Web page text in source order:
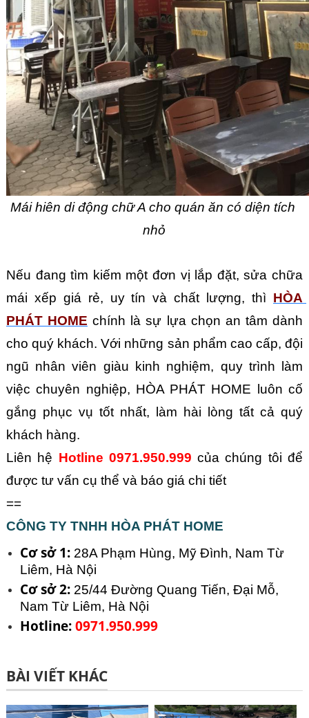
Mái hiên di động chữ A cho quán ăn có diện tích
nhỏ
Nếu đang tìm kiếm một đơn vị lắp đặt, sửa chữa
mái xếp giá rẻ, uy tín và chất lượng, thì HÒA
PHÁT HOME chính là sự lựa chọn an tâm dành
cho quý khách. Với những sản phẩm cao cấp, đội
ngũ nhân viên giàu kinh nghiệm, quy trình làm
việc chuyên nghiệp, HÒA PHÁT HOME luôn cố
gắng phục vụ tốt nhất, làm hài lòng tất cả quý
khách hàng.
Liên hệ Hotline 0971.950.999 của chúng tôi để
được tư vấn cụ thể và báo giá chi tiết
==
CÔNG TY TNHH HÒA PHÁT HOME
Cơ sở 1: 28A Phạm Hùng, Mỹ Đình, Nam Từ
Liêm, Hà Nội
Cơ sở 2: 25/44 Đường Quang Tiến, Đại Mỗ,
Nam Từ Liêm, Hà Nội
Hotline: 0971.950.999
BÀI VIẾT KHÁC